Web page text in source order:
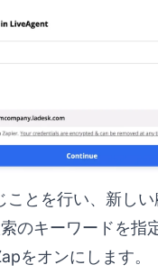
ことを行い、新し
のキーワードを指
をオンにします。